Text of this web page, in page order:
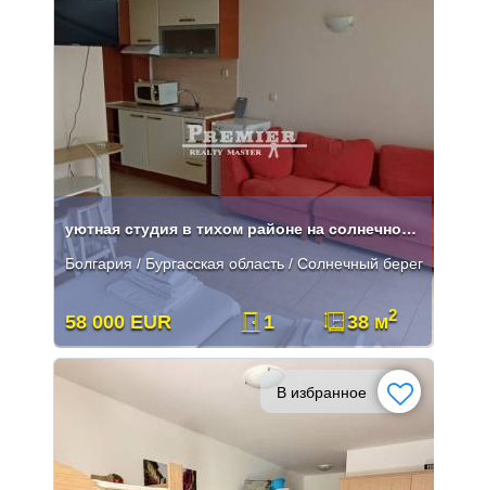
уютная студия в тихом районе на солнечном берегу
Болгария / Бургасская область / Солнечный берег
58 000 EUR 1 38 м2
В избранное